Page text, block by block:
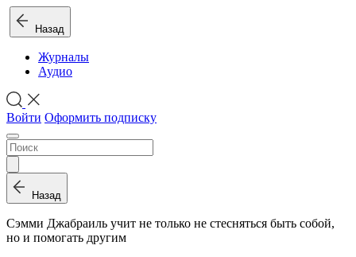
Назад
Журналы
Аудио
Войти Оформить подписку
Назад
Сэмми Джабраиль учит не только не стесняться быть собой,
но и помогать другим